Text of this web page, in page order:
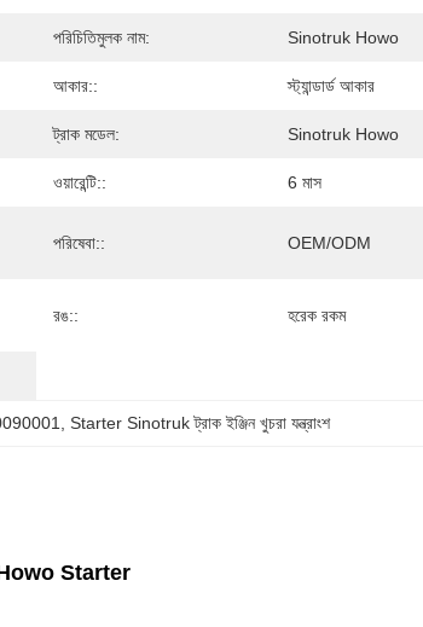
পরিচিতিমুলক নাম: Sinotruk Howo
আকার:: স্ট্যান্ডার্ড আকার
ট্রাক মডেল: Sinotruk Howo
ওয়ারেন্টি:: 6 মাস
পরিষেবা:: OEM/ODM
রঙ:: হরেক রকম
, Starter Sinotruk ট্রাক ইঞ্জিন খুচরা যন্ত্রাংশ
Howo Starter